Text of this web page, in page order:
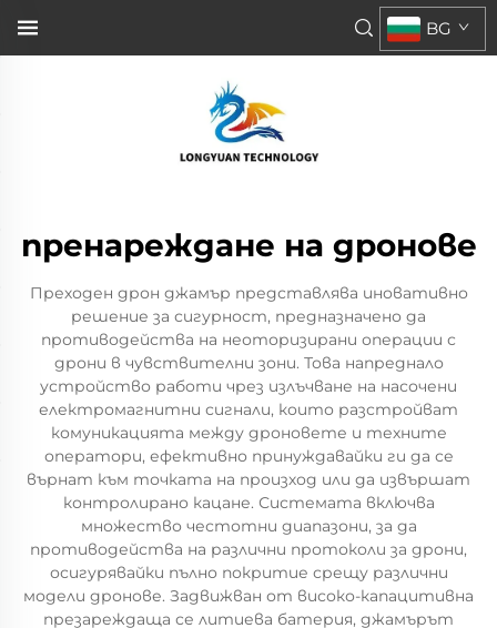
BG
пренареждане на дронове
Преходен дрон джамър представлява иновативно
решение за сигурност, предназначено да
противодейства на неоторизирани операции с
дрони в чувствителни зони. Това напреднало
устройство работи чрез излъчване на насочени
електромагнитни сигнали, които разстройват
комуникацията между дроновете и техните
оператори, ефективно принуждавайки ги да се
върнат към точката на произход или да извършат
контролирано кацане. Системата включва
множество честотни диапазони, за да
противодейства на различни протоколи за дрони,
осигурявайки пълно покритие срещу различни
модели дронове. Задвижван от високо-капацитивна
презареждаща се литиева батерия, джамърът